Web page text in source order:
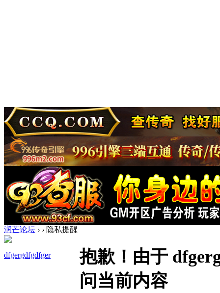
润芒论坛 › › 隐私提醒
dfgergdfgdfger
抱歉！由于
问当前内容